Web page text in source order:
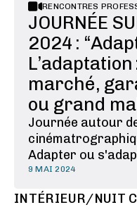
RENCONTRES
JOURNÉE
2024 :
marché,
ou grand
Journée autour
Adapter ou
2024 au CNC.
"L'adaptation :
garantie de
9 MAI 2024
INTÉRIEUR/NUIT